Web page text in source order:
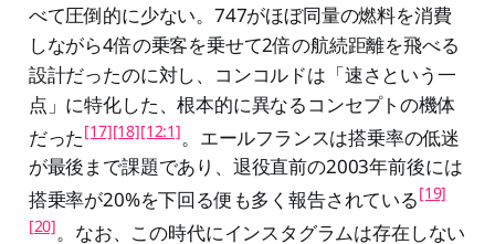
べて圧倒的に少ない。747がほぼ同量の燃料を消費
しながら4倍の乗客を乗せて2倍の航続距離を飛べる
設計だったのに対し、コンコルドは「速さという一
点」に特化した、根本的に異なるコンセプトの機体
だった[17][18][12:1]。エールフランスは搭乗率の低迷
が最後まで課題であり、退役直前の2003年前後には
搭乗率が20%を下回る便も多く報告されている[19]
[20]。なお、この時代にインスタグラムは存在しない